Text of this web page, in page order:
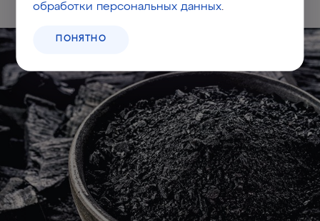
обработки персональных данных.
ПОНЯТНО